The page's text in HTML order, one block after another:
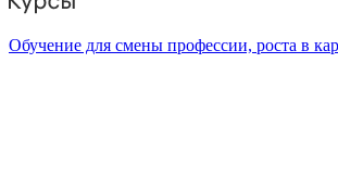
Обучение для смены профессии, роста в